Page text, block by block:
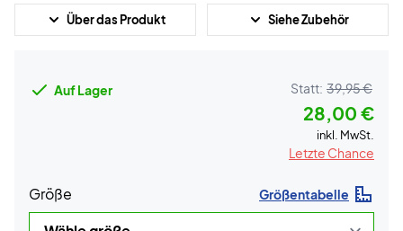
Über das Produkt Siehe Zubehör
Auf Lager Statt: 39,95 €
28,00 €
inkl. MwSt.
Letzte Chance
Größe Größentabelle